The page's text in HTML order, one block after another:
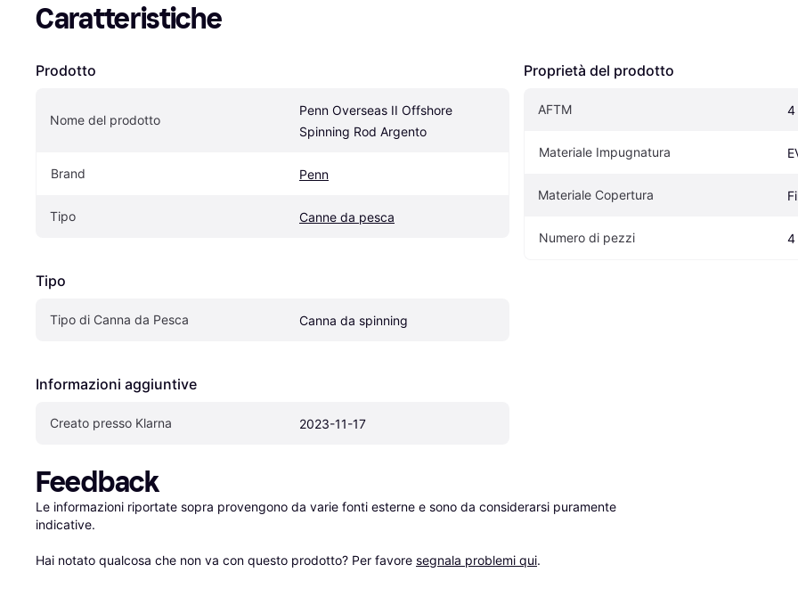
Caratteristiche
Prodotto
Nome del prodotto
Penn Overseas II Offshore
Spinning Rod Argento
Brand Penn
Tipo Canne da pesca
Tipo
Tipo di Canna da Pesca Canna da spinning
Informazioni aggiuntive
Creato presso Klarna 2023-11-17
Proprietà del prodotto
AFTM 4
Materiale Impugnatura
Materiale Copertura
Numero di pezzi 4
Feedback
Le informazioni riportate sopra provengono da varie fonti esterne e sono da considerarsi puramente
indicative.
Hai notato qualcosa che non va con questo prodotto? Per favore segnala problemi qui.